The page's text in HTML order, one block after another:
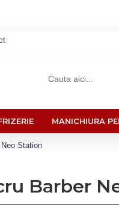
MANICHIURA
Station
Barber